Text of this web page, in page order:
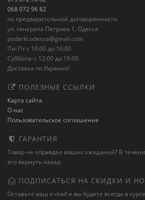
068 072 96 82
по предварительной договоренности
ул. генерала Петрова 1, Одесса
podarki.odessa@gmail.com
Пн-Пт с 10:00 до 16:00
Суббота: с 12:00 до 16:00
Доставка по Украине!
ПОЛЕЗНЫЕ ССЫЛКИ
Карта сайта
О нас
Пользовательское соглашение
ГАРАНТИЯ
Товар не оправдал ваших ожиданий? В
его вернуть назад
ПОДПИСАТЬСЯ НА СКИДКИ И
Оставьте ваш e-mail и вы будете всегда в